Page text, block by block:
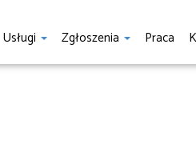
Usługi Zgłoszenia Praca